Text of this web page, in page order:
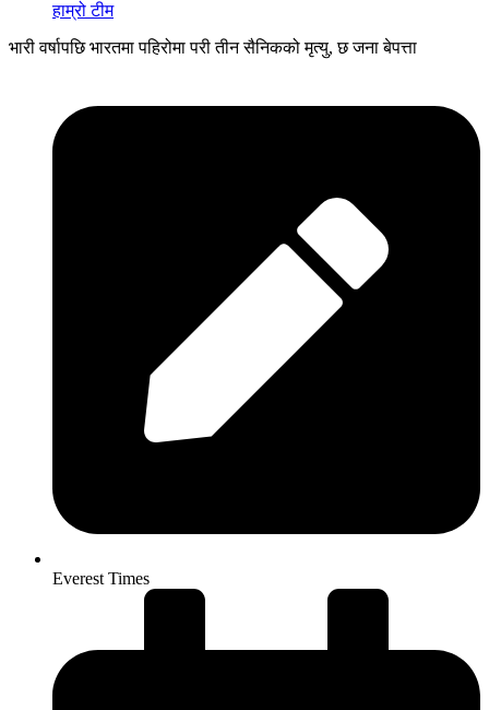
हाम्रो टीम
भारी वर्षापछि भारतमा पहिरोमा परी तीन सैनिकको मृत्यु, छ जना बेपत्ता
Everest Times